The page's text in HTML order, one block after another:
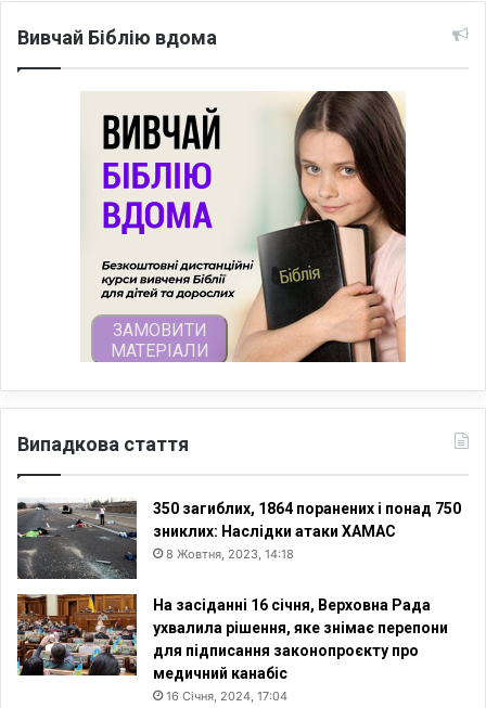
Вивчай Біблію вдома
Випадкова стаття
350 загиблих, 1864 поранених і понад 750
зниклих: Наслідки атаки ХАМАС
8 Жовтня, 2023, 14:18
На засіданні 16 січня, Верховна Рада
ухвалила рішення, яке знімає перепони
для підписання законопроєкту про
медичний канабіс
16 Січня, 2024, 17:04